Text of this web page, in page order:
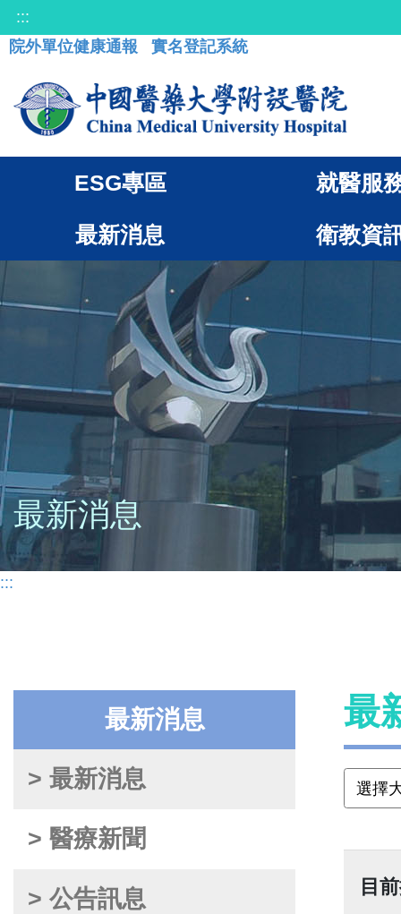
:::
院外單位健康通報
實名登記系統
ESG專區 就醫服
最新消息 衛教資
最新消息
:::
最新消息
> 最新消息
> 醫療新聞
> 公告訊息
最
目